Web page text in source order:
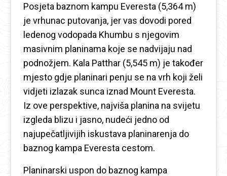
Posjeta baznom kampu Everesta (5,364 m)
je vrhunac putovanja, jer vas dovodi pored
ledenog vodopada Khumbu s njegovim
masivnim planinama koje se nadvijaju nad
podnožjem. Kala Patthar (5,545 m) je također
mjesto gdje planinari penju se na vrh koji želi
vidjeti izlazak sunca iznad Mount Everesta.
Iz ove perspektive, najviša planina na svijetu
izgleda blizu i jasno, nudeći jedno od
najupečatljivijih iskustava planinarenja do
baznog kampa Everesta cestom.
Planinarski uspon do baznog kampa